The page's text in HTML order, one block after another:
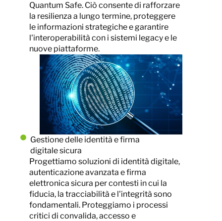
Quantum Safe. Ciò consente di rafforzare
la resilienza a lungo termine, proteggere
le informazioni strategiche e garantire
l'interoperabilità con i sistemi legacy e le
nuove piattaforme.
Gestione delle identità e firma
digitale sicura
Progettiamo soluzioni di identità digitale,
autenticazione avanzata e firma
elettronica sicura per contesti in cui la
fiducia, la tracciabilità e l'integrità sono
fondamentali. Proteggiamo i processi
critici di convalida, accesso e